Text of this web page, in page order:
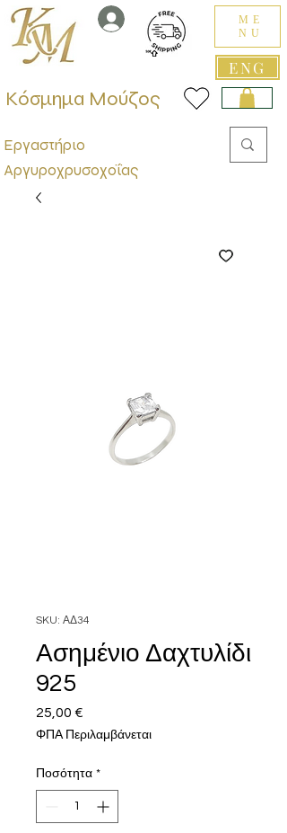
ENG
ME
NU
Εργαστήριο
Αργυροχρυσοχοΐας
Κόσμημα Μούζος
SKU: ΑΔ34
Ασημένιο Δαχτυλίδι
925
25,00 €
ΦΠΑ Περιλαμβάνεται
Ποσότητα *